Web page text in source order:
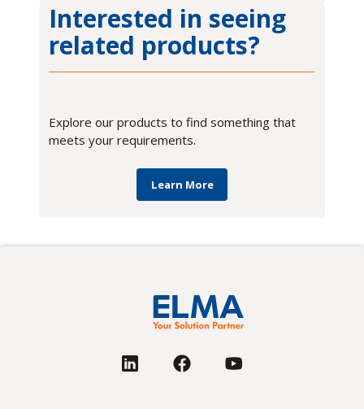
Interested in seeing
related products?
Explore our products to find something that
meets your requirements.
Learn More